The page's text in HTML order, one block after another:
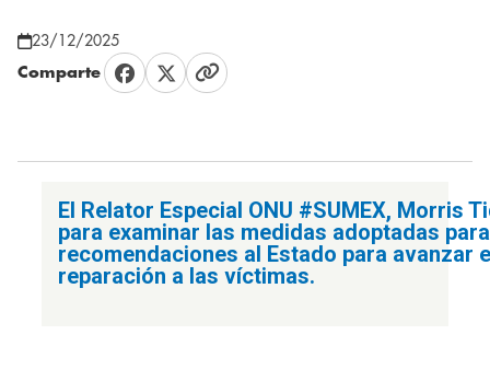
23/12/2025
Comparte
El Relator Especial ONU #SUMEX, Morris
para examinar las medidas adoptadas
recomendaciones al Estado para avanzar
reparación a las víctimas.